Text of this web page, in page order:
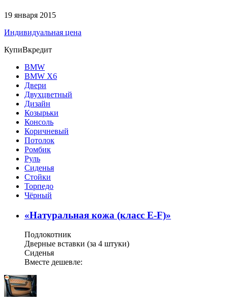
19 января 2015
Индивидуальная цена
КупиВкредит
BMW
BMW X6
Двери
Двухцветный
Дизайн
Козырьки
Консоль
Коричневый
Потолок
Ромбик
Руль
Сиденья
Стойки
Торпедо
Чёрный
«Натуральная кожа (класс E-F)»
Подлокотник
Дверные вставки (за 4 штуки)
Сиденья
Вместе дешевле: